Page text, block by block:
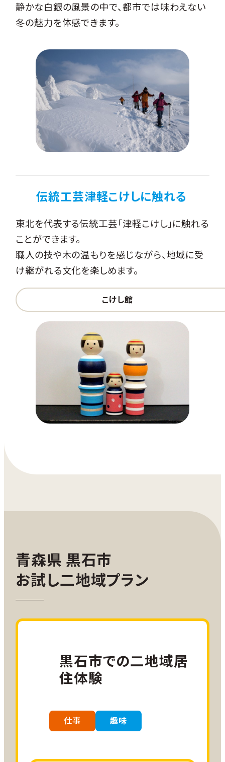
静かな白銀の風景の中で、都市では味わえない
冬の魅力を体感できます。
伝統工芸津軽こけしに触れる
東北を代表する伝統工芸「津軽こけし」に触れる
ことができます。
職人の技や木の温もりを感じながら、地域に受
け継がれる文化を楽しめます。
こけし館
青森県 黒石市
お試し二地域プラン
黒石市での二地域居
住体験
仕事 趣味